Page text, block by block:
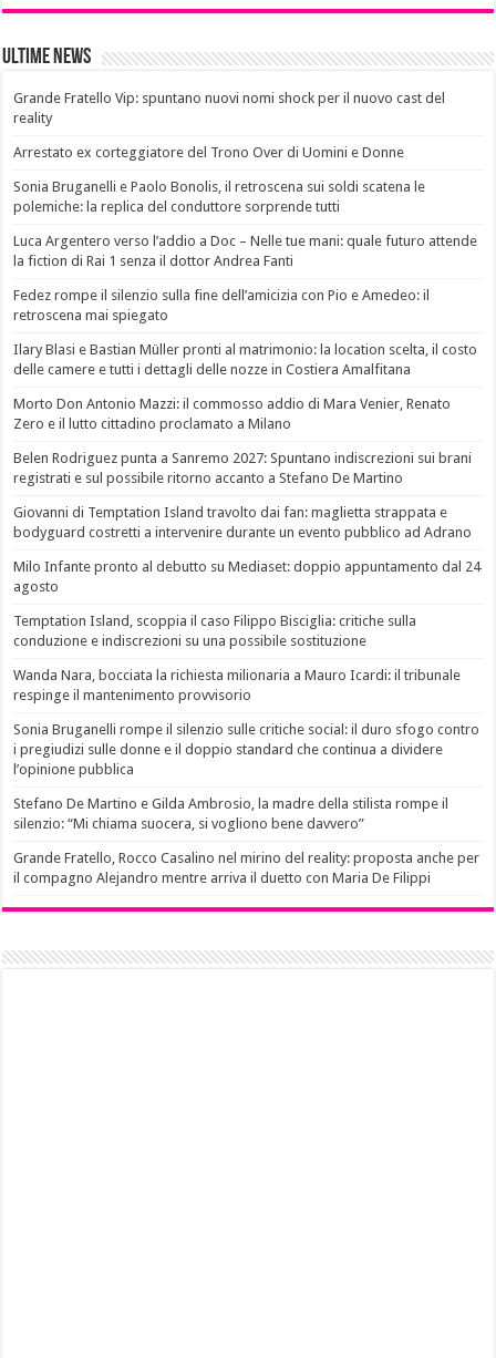
Ultime News
Grande Fratello Vip: spuntano nuovi nomi shock per il nuovo cast del
reality
Arrestato ex corteggiatore del Trono Over di Uomini e Donne
Sonia Bruganelli e Paolo Bonolis, il retroscena sui soldi scatena le
polemiche: la replica del conduttore sorprende tutti
Luca Argentero verso l’addio a Doc – Nelle tue mani: quale futuro attende
la fiction di Rai 1 senza il dottor Andrea Fanti
Fedez rompe il silenzio sulla fine dell’amicizia con Pio e Amedeo: il
retroscena mai spiegato
Ilary Blasi e Bastian Müller pronti al matrimonio: la location scelta, il costo
delle camere e tutti i dettagli delle nozze in Costiera Amalfitana
Morto Don Antonio Mazzi: il commosso addio di Mara Venier, Renato
Zero e il lutto cittadino proclamato a Milano
Belen Rodriguez punta a Sanremo 2027: Spuntano indiscrezioni sui brani
registrati e sul possibile ritorno accanto a Stefano De Martino
Giovanni di Temptation Island travolto dai fan: maglietta strappata e
bodyguard costretti a intervenire durante un evento pubblico ad Adrano
Milo Infante pronto al debutto su Mediaset: doppio appuntamento dal 24
agosto
Temptation Island, scoppia il caso Filippo Bisciglia: critiche sulla
conduzione e indiscrezioni su una possibile sostituzione
Wanda Nara, bocciata la richiesta milionaria a Mauro Icardi: il tribunale
respinge il mantenimento provvisorio
Sonia Bruganelli rompe il silenzio sulle critiche social: il duro sfogo contro
i pregiudizi sulle donne e il doppio standard che continua a dividere
l’opinione pubblica
Stefano De Martino e Gilda Ambrosio, la madre della stilista rompe il
silenzio: “Mi chiama suocera, si vogliono bene davvero”
Grande Fratello, Rocco Casalino nel mirino del reality: proposta anche per
il compagno Alejandro mentre arriva il duetto con Maria De Filippi